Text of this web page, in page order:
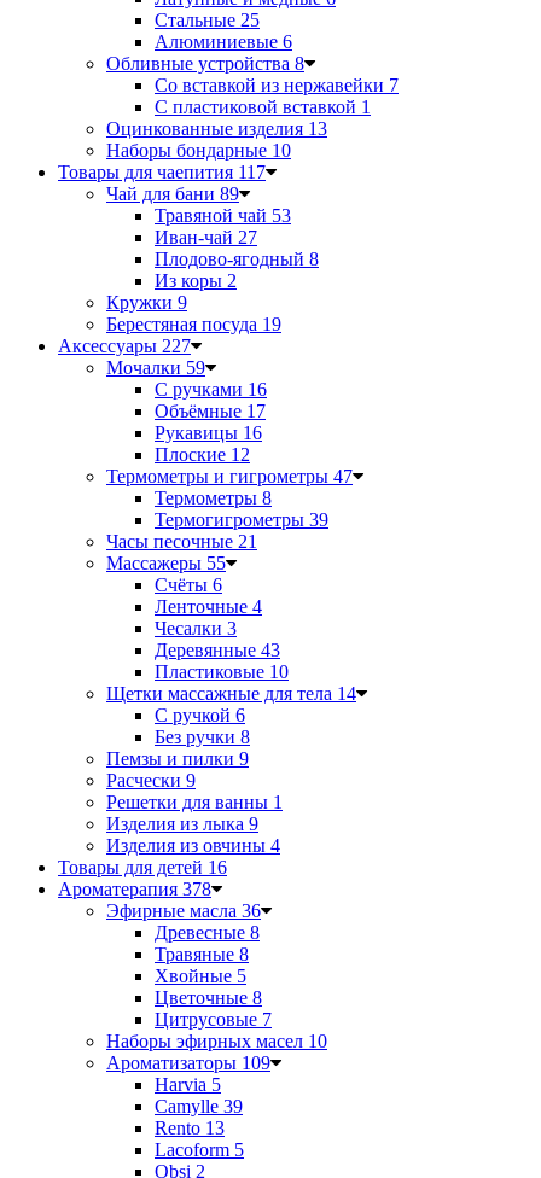
Стальные 25
Алюминиевые 6
Обливные устройства 8
Со вставкой из нержавейки 7
С пластиковой вставкой 1
Оцинкованные изделия 13
Наборы бондарные 10
Товары для чаепития 117
Чай для бани 89
Травяной чай 53
Иван-чай 27
Плодово-ягодный 8
Из коры 2
Кружки 9
Берестяная посуда 19
Аксессуары 227
Мочалки 59
С ручками 16
Объёмные 17
Рукавицы 16
Плоские 12
Термометры и гигрометры 47
Термометры 8
Термогигрометры 39
Часы песочные 21
Массажеры 55
Счёты 6
Ленточные 4
Чесалки 3
Деревянные 43
Пластиковые 10
Щетки массажные для тела 14
С ручкой 6
Без ручки 8
Пемзы и пилки 9
Расчески 9
Решетки для ванны 1
Изделия из лыка 9
Изделия из овчины 4
Товары для детей 16
Ароматерапия 378
Эфирные масла 36
Древесные 8
Травяные 8
Хвойные 5
Цветочные 8
Цитрусовые 7
Наборы эфирных масел 10
Ароматизаторы 109
Harvia 5
Camylle 39
Rento 13
Lacoform 5
Obsi 2